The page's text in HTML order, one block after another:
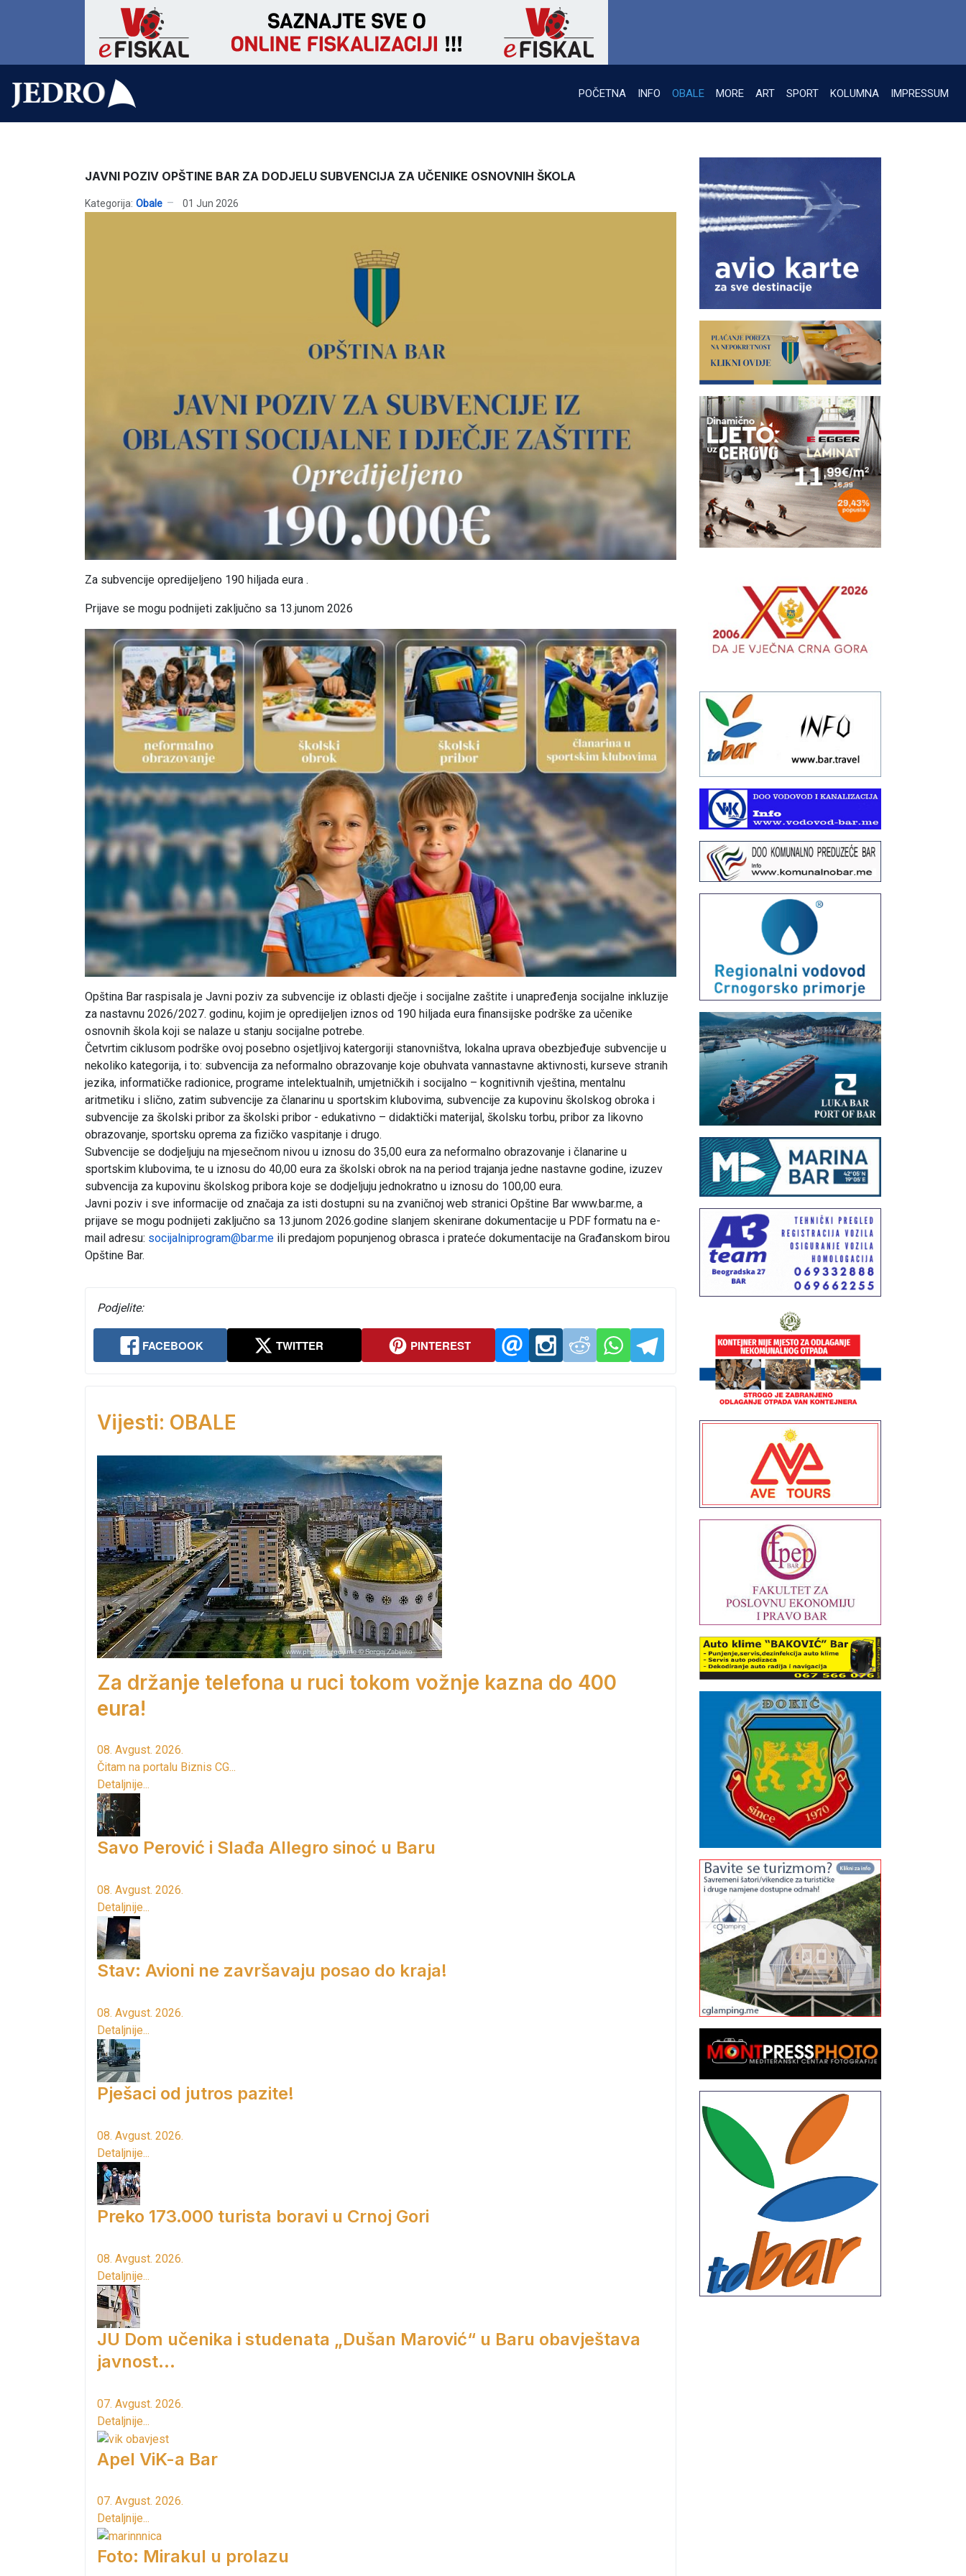
POČETNA INFO OBALE MORE ART SPORT KOLUMNA IMPRESSUM
JAVNI POZIV OPŠTINE BAR ZA DODJELU SUBVENCIJA ZA UČENIKE OSNOVNIH ŠKOLA
Kategorija: Obale 01 Jun 2026
Za subvencije opredijeljeno 190 hiljada eura .
Prijave se mogu podnijeti zaključno sa 13.junom 2026
Opština Bar raspisala je Javni poziv za subvencije iz oblasti dječje i socijalne zaštite i unapređenja socijalne inkluzije
za nastavnu 2026/2027. godinu, kojim je opredijeljen iznos od 190 hiljada eura finansijske podrške za učenike
osnovnih škola koji se nalaze u stanju socijalne potrebe.
Četvrtim ciklusom podrške ovoj posebno osjetljivoj katergoriji stanovništva, lokalna uprava obezbjeđuje subvencije u
nekoliko kategorija, i to: subvencija za neformalno obrazovanje koje obuhvata vannastavne aktivnosti, kurseve stranih
jezika, informatičke radionice, programe intelektualnih, umjetničkih i socijalno – kognitivnih vještina, mentalnu
aritmetiku i slično, zatim subvencije za članarinu u sportskim klubovima, subvencije za kupovinu školskog obroka i
subvencije za školski pribor za školski pribor - edukativno – didaktički materijal, školsku torbu, pribor za likovno
obrazovanje, sportsku oprema za fizičko vaspitanje i drugo.
Subvencije se dodjeljuju na mjesečnom nivou u iznosu do 35,00 eura za neformalno obrazovanje i članarine u
sportskim klubovima, te u iznosu do 40,00 eura za školski obrok na na period trajanja jedne nastavne godine, izuzev
subvencija za kupovinu školskog pribora koje se dodjeljuju jednokratno u iznosu do 100,00 eura.
Javni poziv i sve informacije od značaja za isti dostupni su na zvaničnoj web stranici Opštine Bar www.bar.me, a
prijave se mogu podnijeti zaključno sa 13.junom 2026.godine slanjem skenirane dokumentacije u PDF formatu na e-
mail adresu: socijalniprogram@bar.me ili predajom popunjenog obrasca i prateće dokumentacije na Građanskom birou
Opštine Bar.
Podjelite:
FACEBOOK TWITTER PINTEREST
Vijesti: OBALE
Za držanje telefona u ruci tokom vožnje kazna do 400
eura!
08. Avgust. 2026.
Čitam na portalu Biznis CG...
Detaljnije...
Savo Perović i Slađa Allegro sinoć u Baru
08. Avgust. 2026.
Detaljnije...
Stav: Avioni ne završavaju posao do kraja!
08. Avgust. 2026.
Detaljnije...
Pješaci od jutros pazite!
08. Avgust. 2026.
Detaljnije...
Preko 173.000 turista boravi u Crnoj Gori
08. Avgust. 2026.
Detaljnije...
JU Dom učenika i studenata „Dušan Marović“ u Baru obavještava
javnost...
07. Avgust. 2026.
Detaljnije...
Apel ViK-a Bar
07. Avgust. 2026.
Detaljnije...
Foto: Mirakul u prolazu